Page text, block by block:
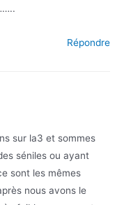
Répondre
sur la3 et sommes
séniles ou ayant
sont les mêmes
nous avons le